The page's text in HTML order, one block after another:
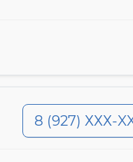
8 (927) ХХХ-